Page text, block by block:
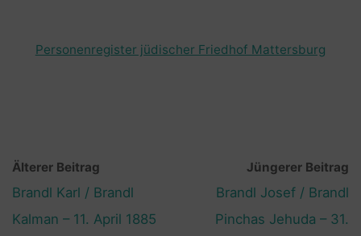
Personenregister jüdischer Friedhof Mattersburg
Älterer Beitrag
Brandl Karl / Brandl
Kalman – 11. April 1885
Jüngerer Beitrag
Brandl Josef / Brandl
Pinchas Jehuda – 31.